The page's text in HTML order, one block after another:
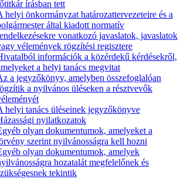
írásban tett
helyi önkormányzat határozattervezeteire és a
által kiadott normatív
vonatkozó javaslatok, javaslatok
vélemények rögzítési regisztere
információk a közérdekű kérdésekről,
a helyi tanács megvitat
a jegyzőkönyv, amelyben összefoglalóan
a nyilvános üléseken a résztvevők
helyi tanács üléseinek jegyzőkönyve
nyilatkozatok
olyan dokumentumok, amelyeket a
szerint nyilvánosságra kell hozni
olyan dokumentumok, amelyek
hozatalát megfelelőnek és
tekintik